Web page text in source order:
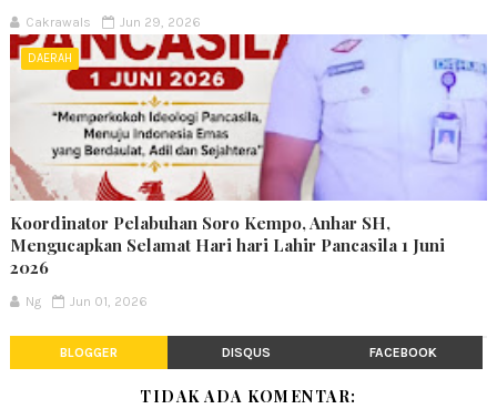
Cakrawals Jun 29, 2026
DAERAH
Koordinator Pelabuhan Soro Kempo, Anhar SH,
Mengucapkan Selamat Hari hari Lahir Pancasila 1 Juni
2026
Ng Jun 01, 2026
BLOGGER DISQUS FACEBOOK
TIDAK ADA KOMENTAR: